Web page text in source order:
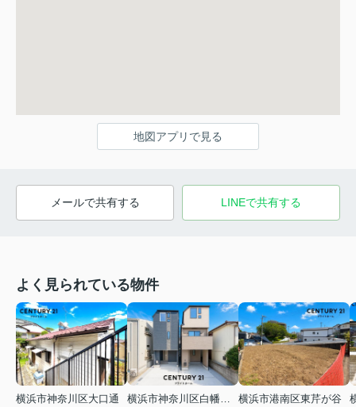
地図アプリで見る
メールで共有する LINEで共有する
よく見られている物件
横浜市神奈川区大口通
横浜市神奈川区白幡東町
横浜市港南区東芹が谷